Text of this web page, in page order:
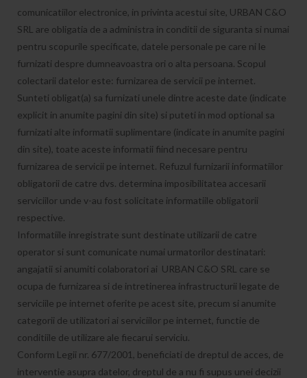
comunicatiilor electronice, in privinta acestui site, URBAN C&O
SRL are obligatia de a administra in conditii de siguranta si numai
pentru scopurile specificate, datele personale pe care ni le
furnizati despre dumneavoastra ori o alta persoana. Scopul
colectarii datelor este: furnizarea de servicii pe internet.
Sunteti obligat(a) sa furnizati unele dintre aceste date (indicate
explicit in anumite pagini din site) si puteti in mod optional sa
furnizati alte informatii suplimentare (indicate in anumite pagini
din site), toate aceste informatii fiind necesare pentru
furnizarea de servicii pe internet. Refuzul furnizarii informatiilor
obligatorii de catre dvs. determina imposibilitatea accesarii
serviciilor unde v-au fost solicitate informatiile obligatorii
respective.
Informatiile inregistrate sunt destinate utilizarii de catre
operator si sunt comunicate numai urmatorilor destinatari:
angajatii si anumiti colaboratori ai URBAN C&O SRL care se
ocupa de furnizarea si de intretinerea infrastructurii legate de
serviciile pe internet oferite pe acest site, precum si anumite
categorii de utilizatori ai serviciilor pe internet, functie de
conditiile de utilizare ale fiecarui serviciu.
Conform Legii nr. 677/2001, beneficiati de dreptul de acces, de
interventie asupra datelor, dreptul de a nu fi supus unei decizii